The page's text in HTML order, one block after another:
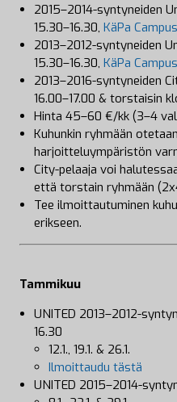
2015–2014-syntyneiden
15.30–16.30, KäPa Campus
2013–2012-syntyneiden
15.30–16.30, KäPa Campus
2013–2016-syntyneiden
16.00–17.00 & torstaisin
Hinta 45–60 €/kk (3–4
Kuhunkin ryhmään
harjoitteluympäristön
City-pelaaja voi
että torstain ryhmään
Tee ilmoittautuminen
erikseen.
Tammikuu
UNITED 2013–2012-
16.30
12.1., 19.1. & 26.1.
Ilmoittaudu tästä
UNITED 2015–2014-